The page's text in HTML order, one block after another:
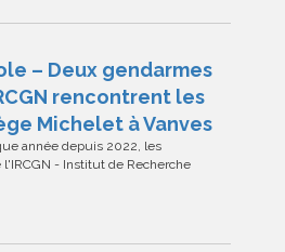
– Deux gendarmes
rencontrent les
Michelet à Vanves
année depuis 2022, les
- Institut de Recherche